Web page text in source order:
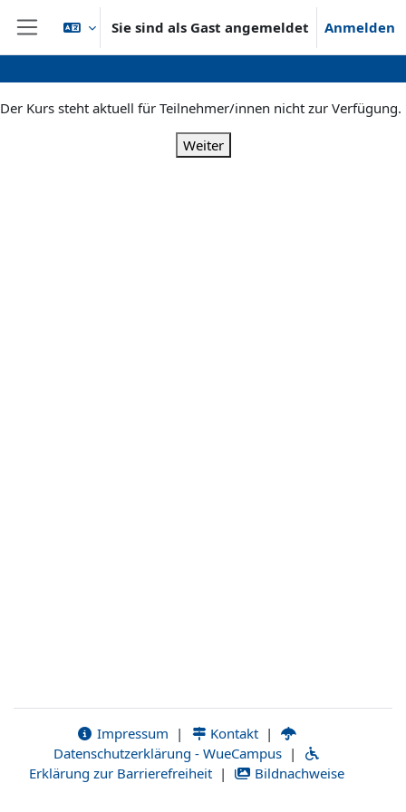
Zum Hauptinhalt
Website-Übersicht
Sie sind als Gast angemeldet Anmelden
Der Kurs steht aktuell für Teilnehmer/innen nicht zur Verfügung.
Weiter
Impressum | Kontakt |
Datenschutzerklärung - WueCampus |
Erklärung zur Barrierefreiheit | Bildnachweise